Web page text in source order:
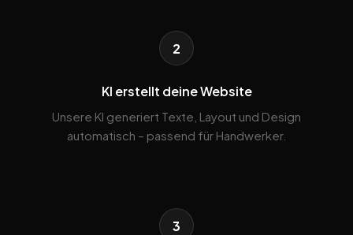
2
KI erstellt deine Website
Unsere KI generiert Texte, Layout und Design
automatisch – passend für Handwerker.
3